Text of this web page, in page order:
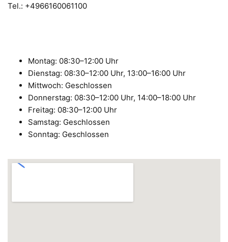
Tel.: +4966160061100
Montag: 08:30–12:00 Uhr
Dienstag: 08:30–12:00 Uhr, 13:00–16:00 Uhr
Mittwoch: Geschlossen
Donnerstag: 08:30–12:00 Uhr, 14:00–18:00 Uhr
Freitag: 08:30–12:00 Uhr
Samstag: Geschlossen
Sonntag: Geschlossen